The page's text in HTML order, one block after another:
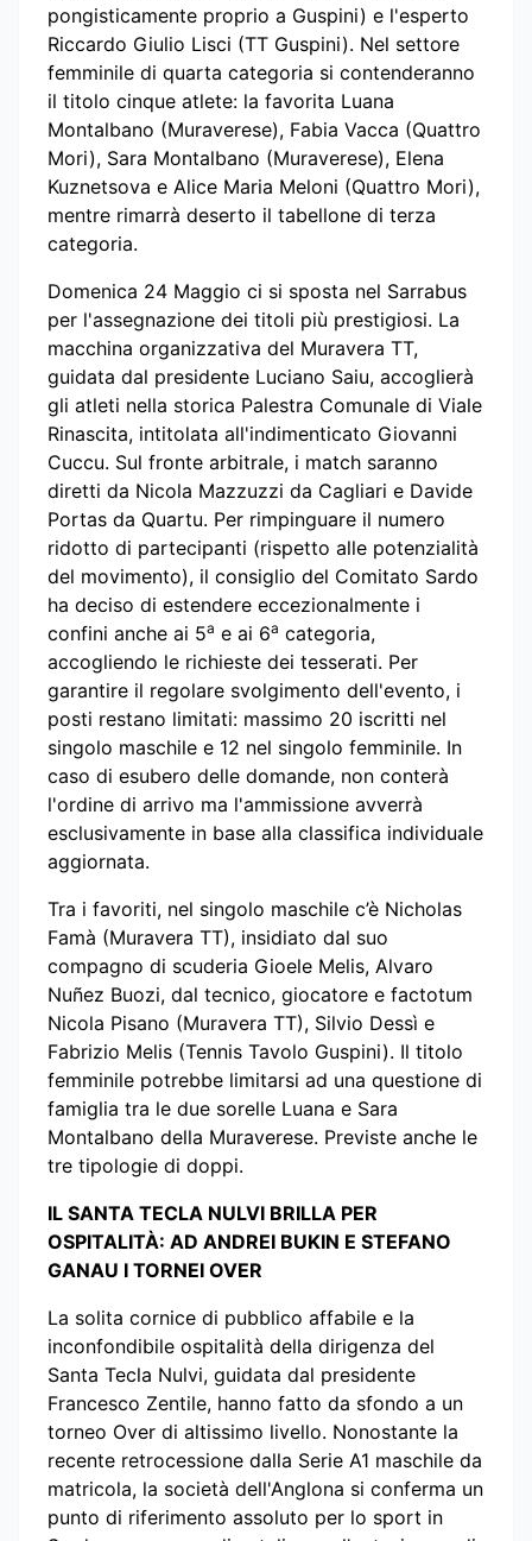
pongisticamente proprio a Guspini) e l'esperto
Riccardo Giulio Lisci (TT Guspini). Nel settore
femminile di quarta categoria si contenderanno
il titolo cinque atlete: la favorita Luana
Montalbano (Muraverese), Fabia Vacca (Quattro
Mori), Sara Montalbano (Muraverese), Elena
Kuznetsova e Alice Maria Meloni (Quattro Mori),
mentre rimarrà deserto il tabellone di terza
categoria.
Domenica 24 Maggio ci si sposta nel Sarrabus
per l'assegnazione dei titoli più prestigiosi. La
macchina organizzativa del Muravera TT,
guidata dal presidente Luciano Saiu, accoglierà
gli atleti nella storica Palestra Comunale di Viale
Rinascita, intitolata all'indimenticato Giovanni
Cuccu. Sul fronte arbitrale, i match saranno
diretti da Nicola Mazzuzzi da Cagliari e Davide
Portas da Quartu. Per rimpinguare il numero
ridotto di partecipanti (rispetto alle potenzialità
del movimento), il consiglio del Comitato Sardo
ha deciso di estendere eccezionalmente i
confini anche ai 5a e ai 6a categoria,
accogliendo le richieste dei tesserati. Per
garantire il regolare svolgimento dell'evento, i
posti restano limitati: massimo 20 iscritti nel
singolo maschile e 12 nel singolo femminile. In
caso di esubero delle domande, non conterà
l'ordine di arrivo ma l'ammissione avverrà
esclusivamente in base alla classifica individuale
aggiornata.
Tra i favoriti, nel singolo maschile c’è Nicholas
Famà (Muravera TT), insidiato dal suo
compagno di scuderia Gioele Melis, Alvaro
Nuñez Buozi, dal tecnico, giocatore e factotum
Nicola Pisano (Muravera TT), Silvio Dessì e
Fabrizio Melis (Tennis Tavolo Guspini). Il titolo
femminile potrebbe limitarsi ad una questione di
famiglia tra le due sorelle Luana e Sara
Montalbano della Muraverese. Previste anche le
tre tipologie di doppi.
IL SANTA TECLA NULVI BRILLA PER
OSPITALITÀ: AD ANDREI BUKIN E STEFANO
GANAU I TORNEI OVER
La solita cornice di pubblico affabile e la
inconfondibile ospitalità della dirigenza del
Santa Tecla Nulvi, guidata dal presidente
Francesco Zentile, hanno fatto da sfondo a un
torneo Over di altissimo livello. Nonostante la
recente retrocessione dalla Serie A1 maschile da
matricola, la società dell'Anglona si conferma un
punto di riferimento assoluto per lo sport in